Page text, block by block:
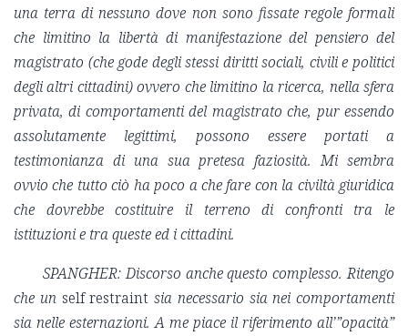
una terra di nessuno dove non sono fissate regole formali
che limitino la libertà di manifestazione del pensiero del
magistrato (che gode degli stessi diritti sociali, civili e politici
degli altri cittadini) ovvero che limitino la ricerca, nella sfera
privata, di comportamenti del magistrato che, pur essendo
assolutamente legittimi, possono essere portati a
testimonianza di una sua pretesa faziosità. Mi sembra
ovvio che tutto ciò ha poco a che fare con la civiltà giuridica
che dovrebbe costituire il terreno di confronti tra le
istituzioni e tra queste ed i cittadini.
SPANGHER:Discorso anche questo complesso. Ritengo
che un self restraint sia necessario sia nei comportamenti
sia nelle esternazioni. A me piace il riferimento all’”opacità”